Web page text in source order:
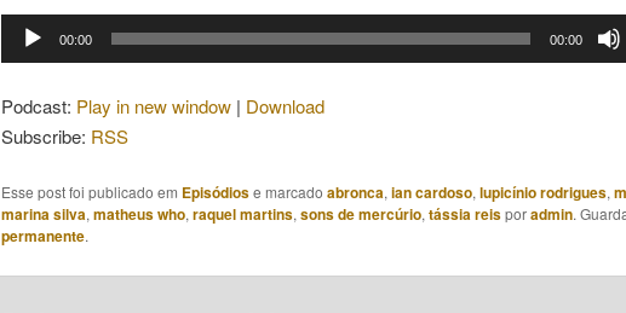
Tocador 00:00 00:00
Podcast: Play in new window| Download
Subscribe: RSS
Esse post foi publicado em Episódiose marcado abronca, ian cardoso, lupicínio rodrigues,
marina silva, matheus who, raquel martins, sons de mercúrio, tássia reisporadmin.
permanente.